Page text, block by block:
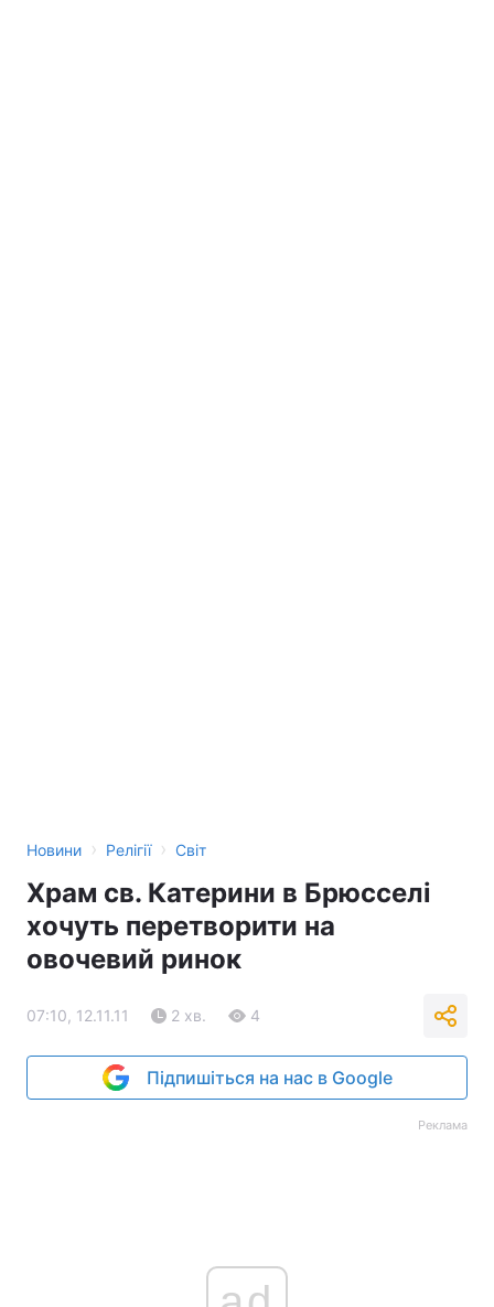
Новини › Релігії › Світ
Храм св. Катерини в Брюсселі
хочуть перетворити на
овочевий ринок
07:10, 12.11.11 2 хв. 4
Підпишіться на нас в Google
Реклама